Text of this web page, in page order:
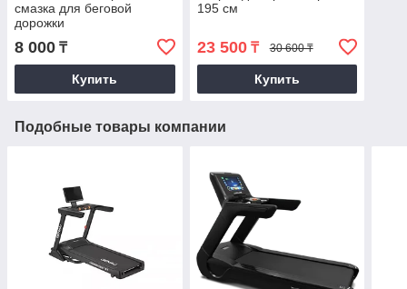
смазка для беговой
дорожки
8 000 ₸
Купить
195 см
23 500₸ 30 600 ₸
Купить
Подобные товары компании